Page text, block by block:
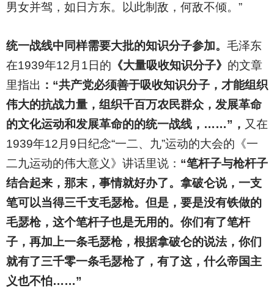
男女并驾，如日方东。以此制敌，何敌不倾。”
统一战线中同样需要大批的知识分子参加。 毛泽东
在1939年12月1日的 《大量吸收知识分子》 的文章
里指出 ：“共产党必须善于吸收知识分子，才能组织
伟大的抗战力量，组织千百万农民群众，发展革命
的文化运动和发展革命的的统一战线，……”， 又在
1939年12月9日纪念“一二、九”运动的大会的《一
二九运动的伟大意义》讲话里说： “笔杆子与枪杆子
结合起来，那末，事情就好办了。拿破仑说，一支
笔可以当得三千支毛瑟枪。但是，要是没有铁做的
毛瑟枪，这个笔杆子也是无用的。你们有了笔杆
子，再加上一条毛瑟枪，根据拿破仑的说法，你们
就有了三千零一条毛瑟枪了，有了这，什么帝国主
义也不怕……”